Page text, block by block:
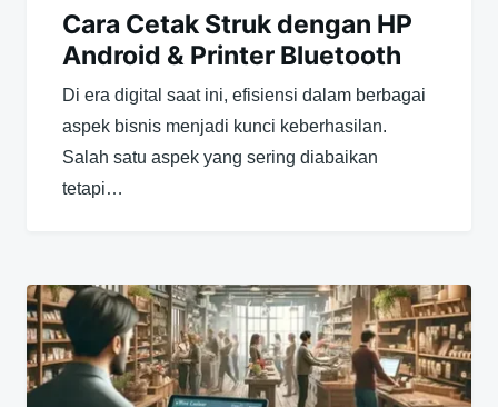
Cara Cetak Struk dengan HP
Android & Printer Bluetooth
Di era digital saat ini, efisiensi dalam berbagai
aspek bisnis menjadi kunci keberhasilan.
Salah satu aspek yang sering diabaikan
tetapi…